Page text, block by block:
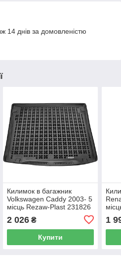
14 днів за домовленістю
Килимок в багажник
Volkswagen Caddy 2003- 5
місць Rezaw-Plast 231826
2 026₴
Купити
RP
1